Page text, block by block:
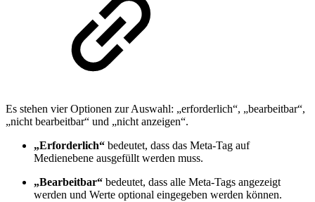
Es stehen vier Optionen zur Auswahl: „erforderlich“, „bearbeitbar“,
„nicht bearbeitbar“ und „nicht anzeigen“.
„Erforderlich“ bedeutet, dass das Meta-Tag auf
Medienebene ausgefüllt werden muss.
„Bearbeitbar“ bedeutet, dass alle Meta-Tags angezeigt
werden und Werte optional eingegeben werden können.